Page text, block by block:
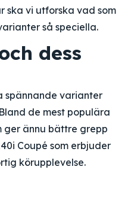
ska vi utforska vad som
så speciella.
dess
spännande varianter
de mest populära
ger ännu bättre grepp
Coupé som erbjuder
körupplevelse.